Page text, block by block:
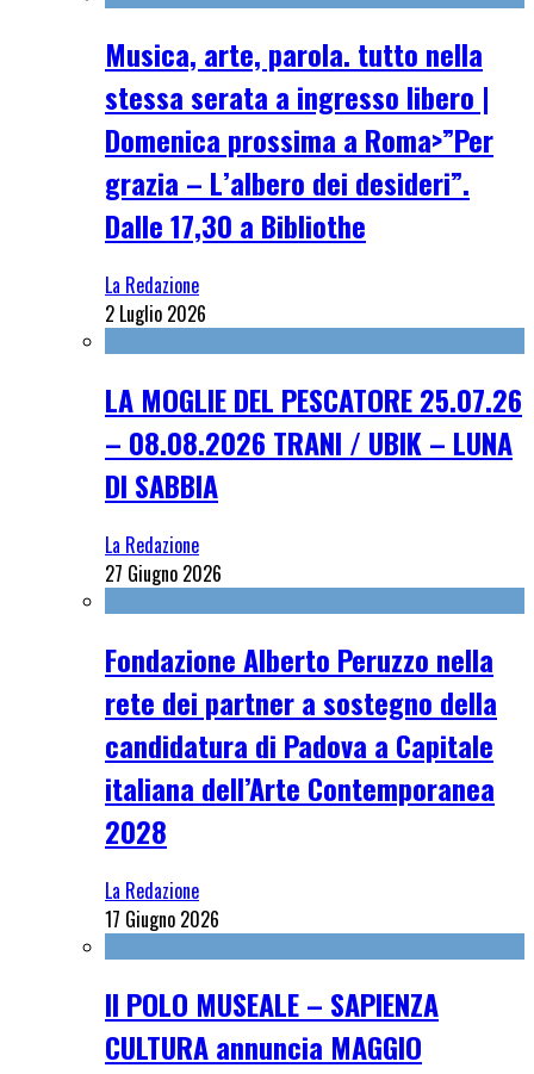
Musica, arte, parola. tutto nella
stessa serata a ingresso libero |
Domenica prossima a Roma>”Per
grazia – L’albero dei desideri”.
Dalle 17,30 a Bibliothe
La Redazione
2 Luglio 2026
LA MOGLIE DEL PESCATORE 25.07.26
– 08.08.2026 TRANI / UBIK – LUNA
DI SABBIA
La Redazione
27 Giugno 2026
Fondazione Alberto Peruzzo nella
rete dei partner a sostegno della
candidatura di Padova a Capitale
italiana dell’Arte Contemporanea
2028
La Redazione
17 Giugno 2026
Il POLO MUSEALE – SAPIENZA
CULTURA annuncia MAGGIO